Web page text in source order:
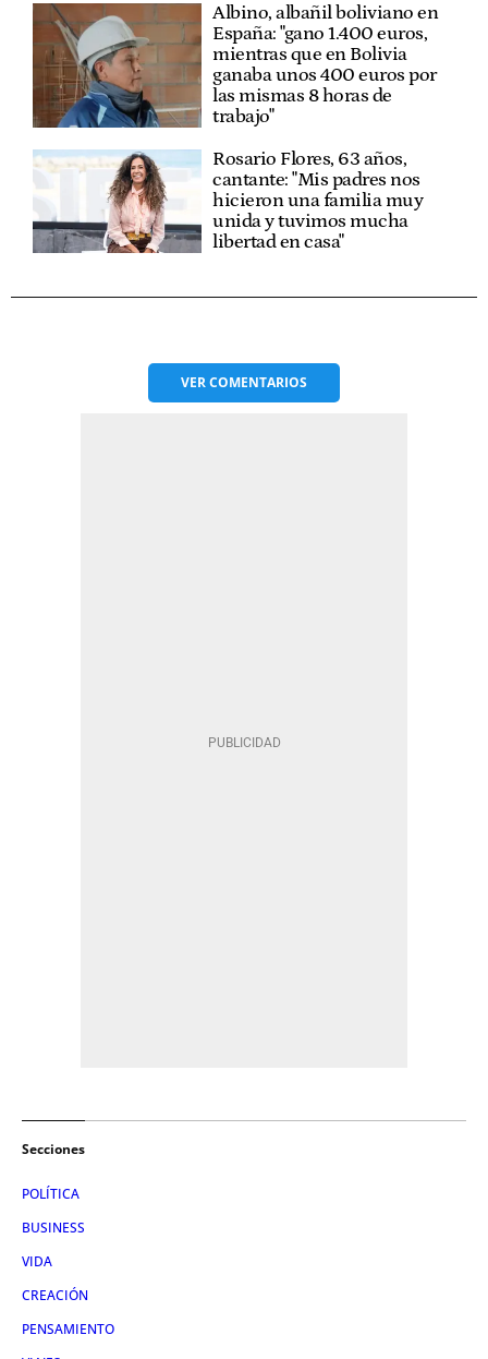
Albino, albañil boliviano en
España: "gano 1.400 euros,
mientras que en Bolivia
ganaba unos 400 euros por
las mismas 8 horas de
trabajo"
Rosario Flores, 63 años,
cantante: "Mis padres nos
hicieron una familia muy
unida y tuvimos mucha
libertad en casa"
VERCOMENTARIOS
Secciones
POLÍTICA
BUSINESS
VIDA
CREACIÓN
PENSAMIENTO